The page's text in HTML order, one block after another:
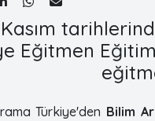
Eğitmen
Türkiye'den Bilim